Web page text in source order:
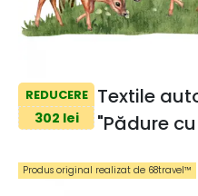
REDUCERE
302 lei
Textile
"Pădure
Produs original realizat de 68travel™️